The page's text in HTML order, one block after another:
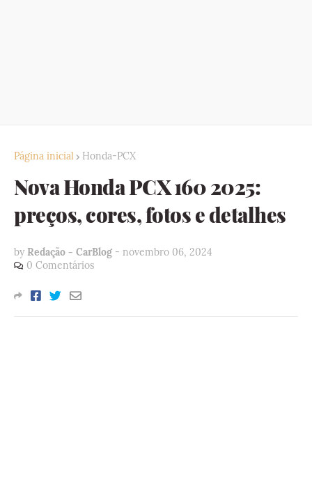
Página inicial Honda-PCX
Nova Honda PCX 160 2025:
preços, cores, fotos e detalhes
by Redação - CarBlog - novembro 06, 2024
0 Comentários